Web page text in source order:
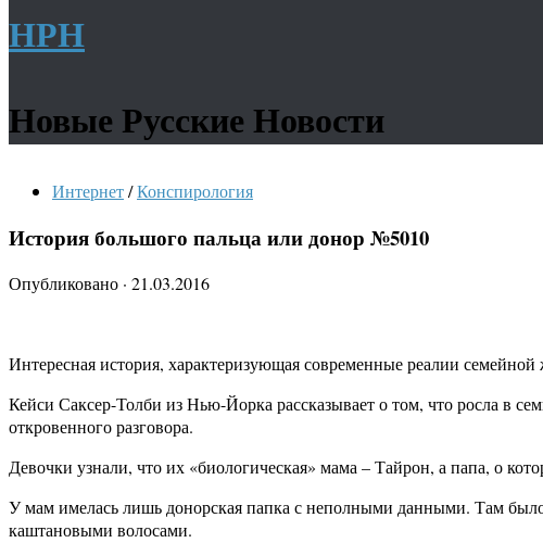
НРН
Новые Русские Новости
Интернет/Конспирология
История большого пальца или донор №5010
Опубликовано · 21.03.2016
Интересная история, характеризующая современные реалии
Кейси Саксер-Толби из Нью-Йорка рассказывает о том, что росла в
откровенного разговора.
Девочки узнали, что их «биологическая» мама – Тайрон, а папа, о
У мам имелась лишь донорская папка с неполными данными. Там
каштановыми волосами.